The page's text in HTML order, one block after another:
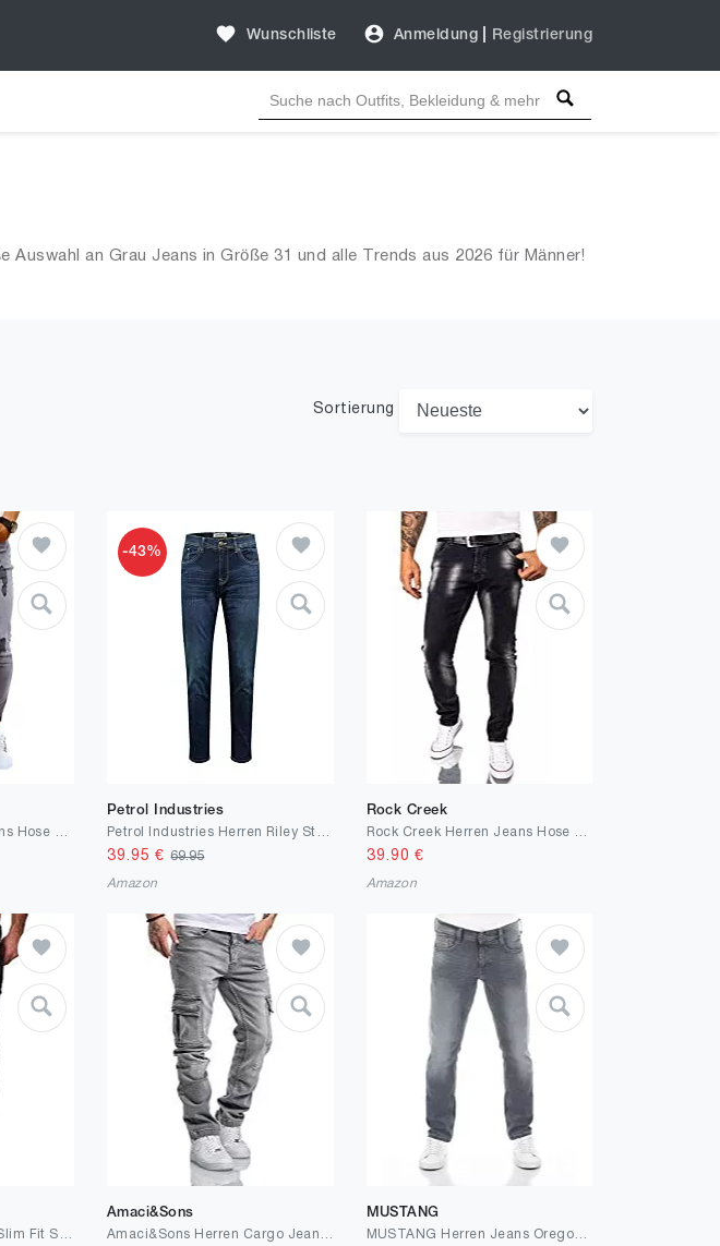
Wunschliste Anmeldung Registrierung
an Grau Jeans in Größe 31 und alle Trends aus 2026 für Männer!
Sortierung
-43%
Petrol Industries
39.95 €69.95
Amazon
Rock Creek
39.90 €
Amazon
Amaci&Sons
MUSTANG
MUSTANG Herren Jeans Oregon Tapered Fit Stretch Denim Hose 99% Grau